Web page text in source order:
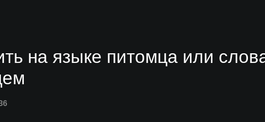
на языке питомца или